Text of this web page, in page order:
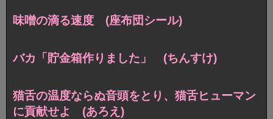
味噌の滴る速度 (座布団シール)
バカ「貯金箱作りました」 (ちんすけ)
猫舌の温度ならぬ音頭をとり、猫舌ヒューマン
に貢献せよ (あろえ)